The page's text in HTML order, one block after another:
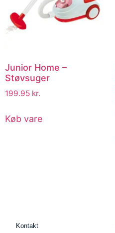
Junior Home –
Støvsuger
199.95 kr.
Køb vare
Kontakt